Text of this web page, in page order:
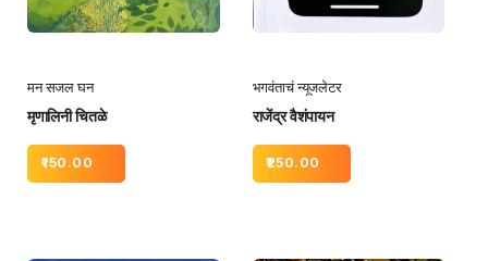
मन सजल घन
मृणालिनी चितळे
150.00
भगवंताचं न्यूजलेटर
राजेंद्र वैशंपायन
250.00